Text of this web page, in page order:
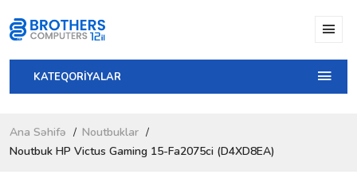
KATEQORİYALAR
Ana Səhifə
Noutbuklar
Noutbuk HP Victus Gaming 15-Fa2075ci (D4XD8EA)